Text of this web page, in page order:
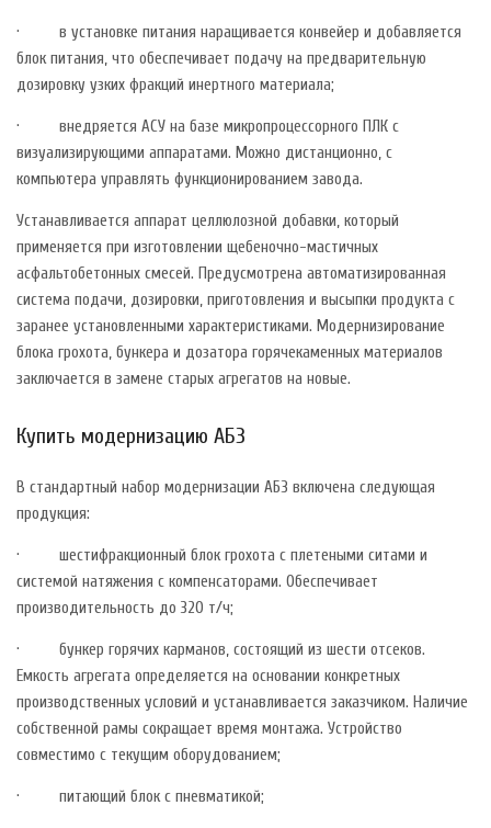
· в установке питания наращивается конвейер и добавляется
блок питания, что обеспечивает подачу на предварительную
дозировку узких фракций инертного материала;
· внедряется АСУ на базе микропроцессорного ПЛК с
визуализирующими аппаратами. Можно дистанционно, с
компьютера управлять функционированием завода.
Устанавливается аппарат целлюлозной добавки, который
применяется при изготовлении щебеночно-мастичных
асфальтобетонных смесей. Предусмотрена автоматизированная
система подачи, дозировки, приготовления и высыпки продукта с
заранее установленными характеристиками. Модернизирование
блока грохота, бункера и дозатора горячекаменных материалов
заключается в замене старых агрегатов на новые.
Купить модернизацию АБЗ
В стандартный набор модернизации АБЗ включена следующая
продукция:
· шестифракционный блок грохота с плетеными ситами и
системой натяжения с компенсаторами. Обеспечивает
производительность до 320 т/ч;
· бункер горячих карманов, состоящий из шести отсеков.
Емкость агрегата определяется на основании конкретных
производственных условий и устанавливается заказчиком. Наличие
собственной рамы сокращает время монтажа. Устройство
совместимо с текущим оборудованием;
· питающий блок с пневматикой;